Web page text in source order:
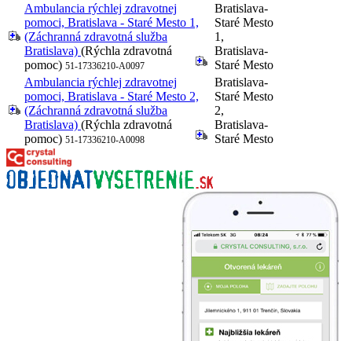
Ambulancia rýchlej zdravotnej
pomoci, Bratislava - Staré Mesto 1,
(Záchranná zdravotná služba
Bratislava) (Rýchla zdravotná
pomoc) 51-17336210-A0097
Bratislava-
Staré Mesto
1,
Bratislava-
Staré Mesto
Ambulancia rýchlej zdravotnej
pomoci, Bratislava - Staré Mesto 2,
(Záchranná zdravotná služba
Bratislava) (Rýchla zdravotná
pomoc) 51-17336210-A0098
Bratislava-
Staré Mesto
2,
Bratislava-
Staré Mesto